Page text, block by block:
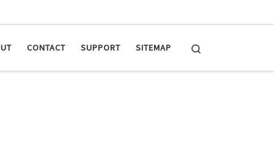
CONTACT SUPPORT SITEMAP